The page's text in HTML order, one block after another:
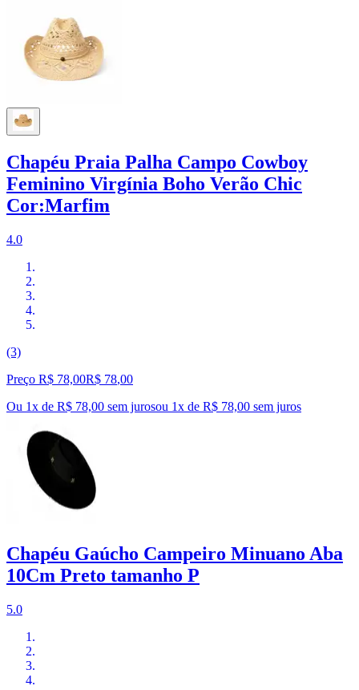
Chapéu Praia Palha Campo Cowboy
Feminino Virgínia Boho Verão Chic
Cor:Marfim
4.0
(3)
Preço R$ 78,00R$ 78,00
Ou 1x de R$ 78,00 sem jurosou 1x de R$ 78,00 sem juros
Chapéu Gaúcho Campeiro Minuano Aba
10Cm Preto tamanho P
5.0